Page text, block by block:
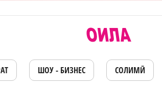
ШОУ - БИЗНЕС СОЛИМӢ